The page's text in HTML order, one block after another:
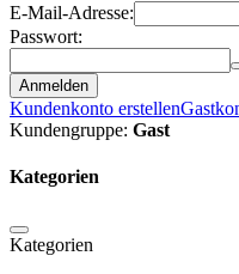
E-Mail-Adresse:
Passwort:
Anmelden
Kundenkonto erstellen
Kundengruppe: Gast
Kategorien
Kategorien